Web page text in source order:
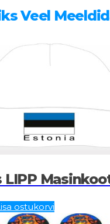
Veel
LIPP
ostukorvi